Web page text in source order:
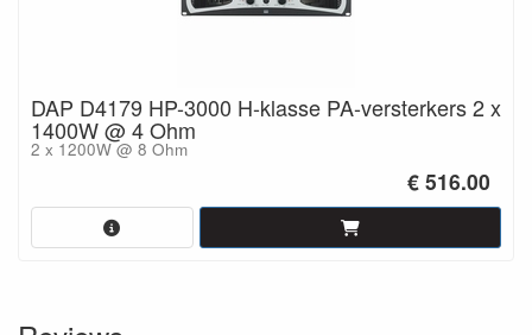
DAP D4179 HP-3000 H-klasse PA-versterkers 2 x
1400W @ 4 Ohm
2 x 1200W @ 8 Ohm
€ 516.00